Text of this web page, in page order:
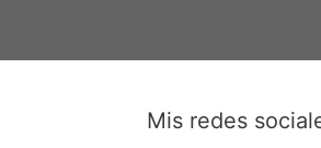
contenido
Mis redes